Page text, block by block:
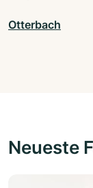
Otterbach
Neueste